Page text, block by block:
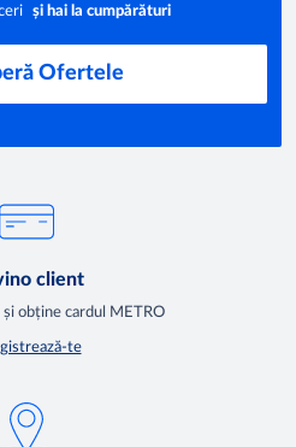
și hai la cumpărături
Ofertele
client
și obține cardul METRO
te